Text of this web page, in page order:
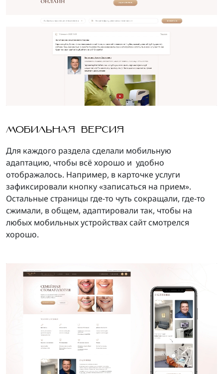
МОБИЛЬНАЯ ВЕРСИЯ
Для каждого раздела сделали мобильную
адаптацию, чтобы всё хорошо и удобно
отображалось. Например, в карточке услуги
зафиксировали кнопку «записаться на прием».
Остальные страницы где-то чуть сокращали, где-то
сжимали, в общем, адаптировали так, чтобы на
любых мобильных устройствах сайт смотрелся
хорошо.